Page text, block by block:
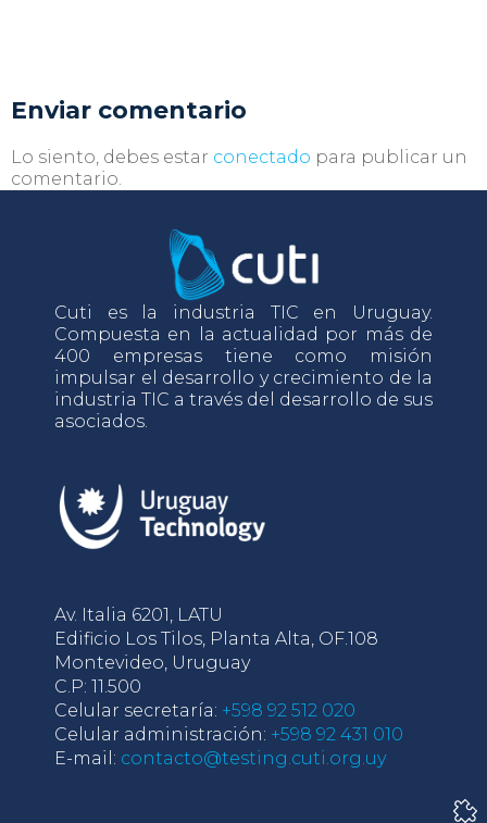
Enviar comentario
Lo siento, debes estar conectado para publicar un
comentario.
Cuti es la industria TIC en Uruguay.
Compuesta en la actualidad por más de
400 empresas tiene como misión
impulsar el desarrollo y crecimiento de la
industria TIC a través del desarrollo de sus
asociados.
Av. Italia 6201, LATU
Edificio Los Tilos, Planta Alta, OF.108
Montevideo, Uruguay
C.P: 11.500
Celular secretaría: +598 92 512 020
Celular administración: +598 92 431 010
E-mail: contacto@testing.cuti.org.uy